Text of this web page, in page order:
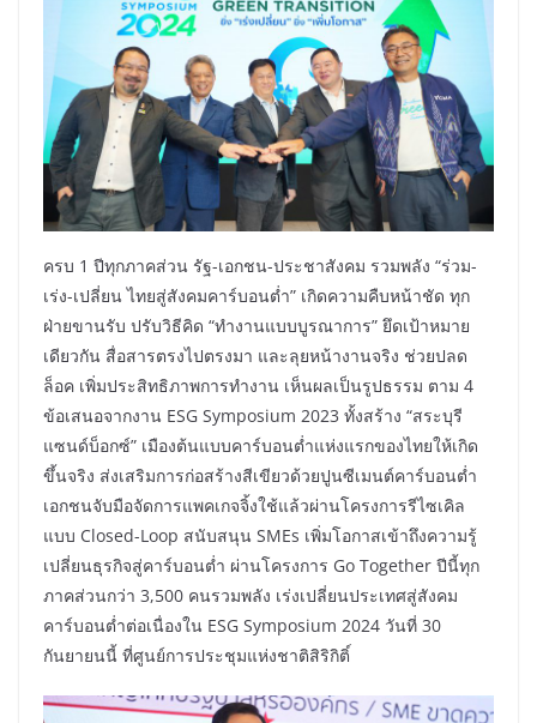
ครบ 1 ปีทุกภาคส่วน รัฐ-เอกชน-ประชาสังคม รวมพลัง “ร่วม-
เร่ง-เปลี่ยน ไทยสู่สังคมคาร์บอนต่ำ” เกิดความคืบหน้าชัด ทุก
ฝ่ายขานรับ ปรับวิธีคิด “ทำงานแบบบูรณาการ” ยึดเป้าหมาย
เดียวกัน สื่อสารตรงไปตรงมา และลุยหน้างานจริง ช่วยปลด
ล็อค เพิ่มประสิทธิภาพการทำงาน เห็นผลเป็นรูปธรรม ตาม 4
ข้อเสนอจากงาน ESG Symposium 2023 ทั้งสร้าง “สระบุรี
แซนด์บ็อกซ์” เมืองต้นแบบคาร์บอนต่ำแห่งแรกของไทยให้เกิด
ขึ้นจริง ส่งเสริมการก่อสร้างสีเขียวด้วยปูนซีเมนต์คาร์บอนต่ำ
เอกชนจับมือจัดการแพคเกจจิ้งใช้แล้วผ่านโครงการรีไซเคิล
แบบ Closed-Loop สนับสนุน SMEs เพิ่มโอกาสเข้าถึงความรู้
เปลี่ยนธุรกิจสู่คาร์บอนต่ำ ผ่านโครงการ Go Together ปีนี้ทุก
ภาคส่วนกว่า 3,500 คนรวมพลัง เร่งเปลี่ยนประเทศสู่สังคม
คาร์บอนต่ำต่อเนื่องใน ESG Symposium 2024 วันที่ 30
กันยายนนี้ ที่ศูนย์การประชุมแห่งชาติสิริกิติ์